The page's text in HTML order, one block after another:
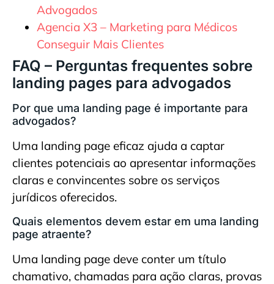
Advogados
Agencia X3 – Marketing para Médicos
Conseguir Mais Clientes
FAQ – Perguntas frequentes sobre
landing pages para advogados
Por que uma landing page é importante para
advogados?
Uma landing page eficaz ajuda a captar
clientes potenciais ao apresentar informações
claras e convincentes sobre os serviços
jurídicos oferecidos.
Quais elementos devem estar em uma landing
page atraente?
Uma landing page deve conter um título
chamativo, chamadas para ação claras, provas